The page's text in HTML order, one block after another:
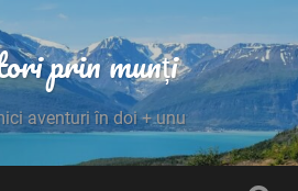
prin munți
aventuri în doi + unu